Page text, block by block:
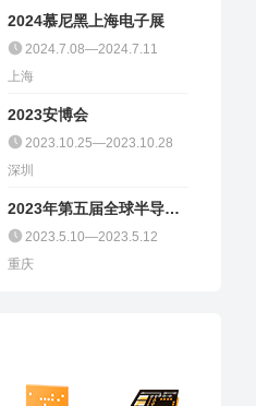
2024慕尼黑上海电子展
2024.7.08—2024.7.11
上海
2023安博会
2023.10.25—2023.10.28
深圳
2023年第五届全球半导体
产业（重庆）博览会
2023.5.10—2023.5.12
重庆